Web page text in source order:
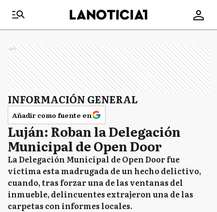
Ads
INFORMACIÓN GENERAL
Añadir como fuente en
Luján: Roban la Delegación
Municipal de Open Door
La Delegación Municipal de Open Door fue
víctima esta madrugada de un hecho delictivo,
cuando, tras forzar una de las ventanas del
inmueble, delincuentes extrajeron una de las
carpetas con informes locales.